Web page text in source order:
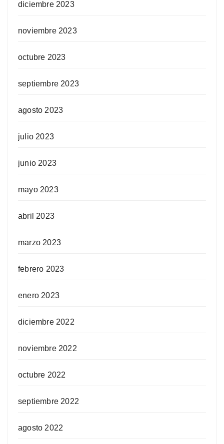
diciembre 2023
noviembre 2023
octubre 2023
septiembre 2023
agosto 2023
julio 2023
junio 2023
mayo 2023
abril 2023
marzo 2023
febrero 2023
enero 2023
diciembre 2022
noviembre 2022
octubre 2022
septiembre 2022
agosto 2022